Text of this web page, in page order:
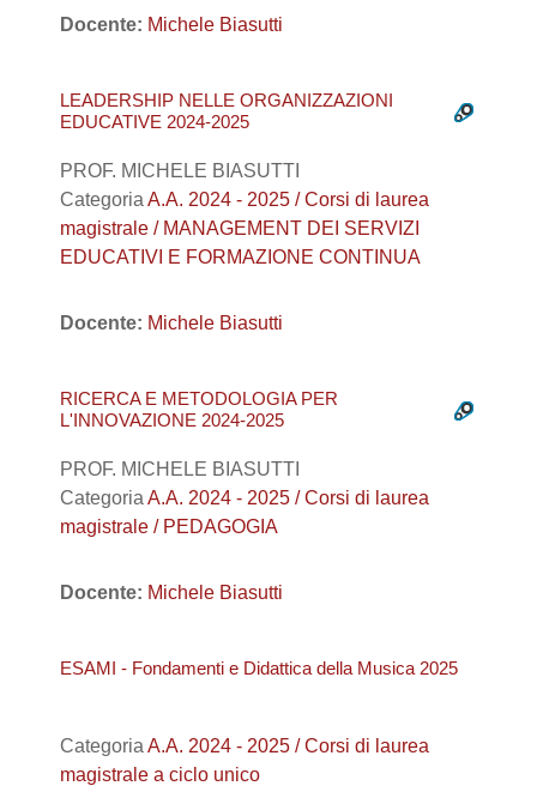
Docente: Michele Biasutti
LEADERSHIP NELLE ORGANIZZAZIONI
EDUCATIVE 2024-2025
PROF. MICHELE BIASUTTI
Categoria A.A. 2024 - 2025 / Corsi di laurea
magistrale / MANAGEMENT DEI SERVIZI
EDUCATIVI E FORMAZIONE CONTINUA
Docente: Michele Biasutti
RICERCA E METODOLOGIA PER
L'INNOVAZIONE 2024-2025
PROF. MICHELE BIASUTTI
Categoria A.A. 2024 - 2025 / Corsi di laurea
magistrale / PEDAGOGIA
Docente: Michele Biasutti
ESAMI - Fondamenti e Didattica della Musica 2025
Categoria A.A. 2024 - 2025 / Corsi di laurea
magistrale a ciclo unico